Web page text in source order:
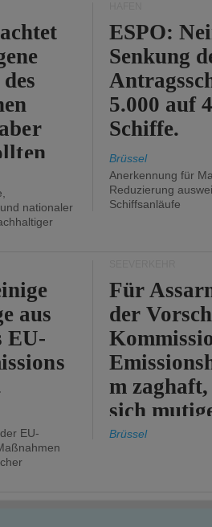
nationaler
ESPO:
Senkung
5.000 auf
Schiffe.
Brüssel
Anerkennung für
Reduzierung
Schiffsanläufe
aus
EU-
EU-
Für
der
m
sich
Brüssel